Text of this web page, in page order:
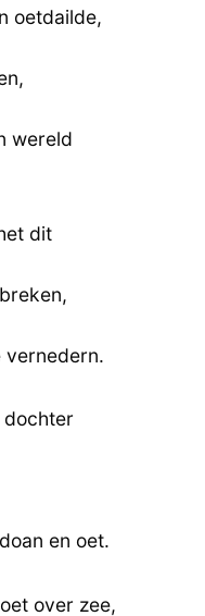
oetdailde,
wereld
dit
vernedern.
dochter
en oet.
over zee,